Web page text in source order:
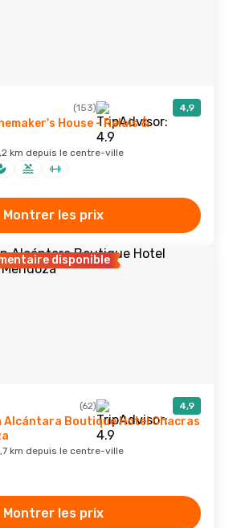
(153) 4,9
House - Relais &
km depuis le centre-ville
Montrer les prix
disponible
(62) 4,9
Alcántara Boutique Hotel Chacras
km depuis le centre-ville
Montrer les prix